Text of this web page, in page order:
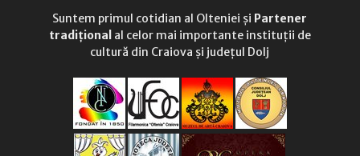
Suntem primul cotidian al Olteniei și Partener
tradițional al celor mai importante instituții de
cultură din Craiova și județul Dolj